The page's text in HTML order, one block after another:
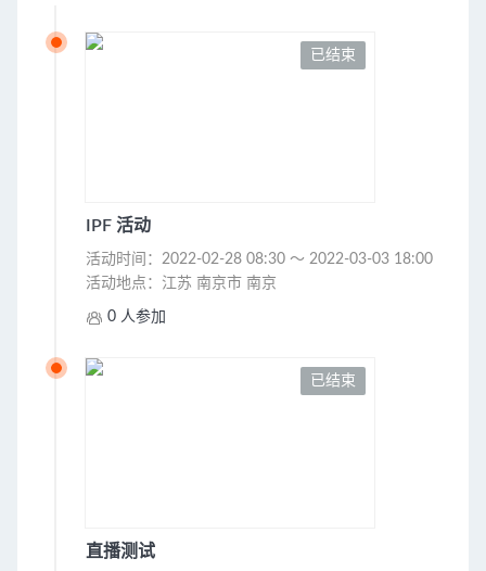
已结束
IPF 活动
活动时间：2022-02-28 08:30 ～ 2022-03-03 18:00
活动地点：江苏 南京市 南京
 0 人参加
已结束
直播测试